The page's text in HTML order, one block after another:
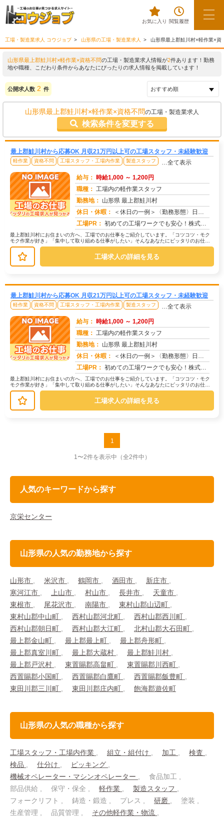
お気に入り 閲覧履歴
工場・製造業求人 コウジョブ 山形県の工場・製造業求人 山形県最上郡鮭川村×軽作業×資
山形県最上郡鮭川村×軽作業×資格不問の工場・製造業求人情報が2件あります！勤務
地や職種、こだわり条件からあなたにぴったりの求人情報を掲載しています！
公開求人数 2 件
山形県最上郡鮭川村×軽作業×資格不問の工場・製造業求人
検索条件を変更する
最上郡鮭川村から応募OK 月収21万円以上可の工場スタッフ・未経験歓迎
軽作業 資格不問 工場スタッフ・工場内作業 製造スタッフ …全て表示
給与： 時給1,000 ～ 1,200円
職種： 工場内の軽作業スタッフ
勤務地： 山形県 最上郡鮭川村
休日・休暇：
＜休日の一例＞〈勤務形態〉日勤〈休日〉土日★ＧＷ・夏季・冬季・年末年始休暇あり★有給休暇あり※配属先により休日・勤...
工場PR： 初めての工場ワークでも安心！株式会社京栄センターなら、全国各地の豊富なお仕事の中から、あなたにぴったりの環境が見つ...
最上郡鮭川村にお住まいの方へ、工場でのお仕事をご紹介しています。「コツコツ・モク
モク作業が好き」「集中して取り組める仕事がしたい」そんなあなたにピッタリのお仕事
を、京栄センターがご紹介します。☆...
工場求人の詳細を見る
最上郡鮭川村から応募OK 月収21万円以上可の工場スタッフ・未経験歓迎
軽作業 資格不問 工場スタッフ・工場内作業 製造スタッフ …全て表示
給与： 時給1,000 ～ 1,200円
職種： 工場内の軽作業スタッフ
勤務地： 山形県 最上郡鮭川村
休日・休暇：
＜休日の一例＞〈勤務形態〉日勤〈休日〉土日★ＧＷ・夏季・冬季・年末年始休暇あり★有給休暇あり※配属先により休日・勤...
工場PR： 初めての工場ワークでも安心！株式会社京栄センターなら、全国各地の豊富なお仕事の中から、あなたにぴったりの環境が見つ...
最上郡鮭川村にお住まいの方へ、工場でのお仕事をご紹介しています。「コツコツ・モク
モク作業が好き」「集中して取り組める仕事がしたい」そんなあなたにピッタリのお仕事
を、京栄センターがご紹介します。☆...
工場求人の詳細を見る
1
1〜2件を表示中 （全2件中）
人気のキーワードから探す
京栄センター
山形県の人気の勤務地から探す
山形市 米沢市 鶴岡市 酒田市
新庄市
寒河江市
上山市 村山市 長井市
天童市
東根市
尾花沢市 南陽市
東村山郡山辺町
東村山郡中山町
西村山郡河北町
西村山郡西川町
西村山郡朝日町
西村山郡大江町
北村山郡大石田町
最上郡金山町
最上郡最上町
最上郡舟形町
最上郡真室川町
最上郡大蔵村
最上郡鮭川村
最上郡戸沢村
東置賜郡高畠町
東置賜郡川西町
西置賜郡小国町
西置賜郡白鷹町
西置賜郡飯豊町
東田川郡三川町
東田川郡庄内町 飽海郡遊佐町
山形県の人気の職種から探す
工場スタッフ・工場内作業 組立・組付け 加工
検査
検品
仕分け
ピッキング
機械オペレーター・マシンオペレーター
食品加工
部品供給
保守・保全 軽作業
製造スタッフ
フォークリフト
鋳造・鍛造 プレス 研磨
塗装
生産管理
品質管理
その他軽作業・物流